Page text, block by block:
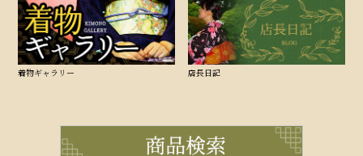
着物ギャラリー 店長日記